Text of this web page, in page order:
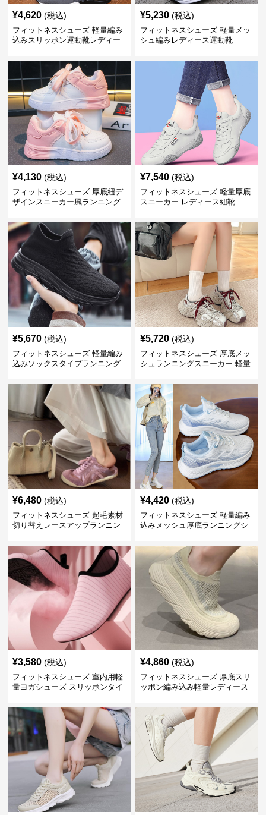
¥4,620 (税込)
フィットネスシューズ 軽量編み
込みスリッポン運動靴レディー
¥5,230 (税込)
フィットネスシューズ 軽量メッ
シュ編みレディース運動靴
¥4,130 (税込)
フィットネスシューズ 厚底紐デ
ザインスニーカー風ランニング
¥7,540 (税込)
フィットネスシューズ 軽量厚底
スニーカー レディース紐靴
¥5,670 (税込)
フィットネスシューズ 軽量編み
込みソックスタイプランニング
¥5,720 (税込)
フィットネスシューズ 厚底メッ
シュランニングスニーカー 軽量
¥6,480 (税込)
フィットネスシューズ 起毛素材
切り替えレースアップランニン
¥4,420 (税込)
フィットネスシューズ 軽量編み
込みメッシュ厚底ランニングシ
¥3,580 (税込)
フィットネスシューズ 室内用軽
量ヨガシューズ スリッポンタイ
¥4,860 (税込)
フィットネスシューズ 厚底スリ
ッポン編み込み軽量レディース